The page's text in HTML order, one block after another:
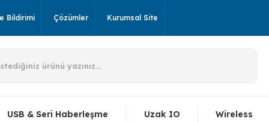
Bildirimi Çözümler Kurumsal Site
USB & Seri Haberleşme Uzak IO Wireless